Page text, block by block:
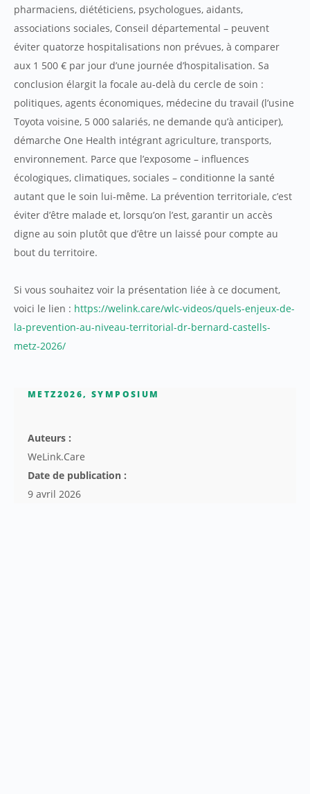
pharmaciens, diététiciens, psychologues, aidants,
associations sociales, Conseil départemental – peuvent
éviter quatorze hospitalisations non prévues, à comparer
aux 1 500 € par jour d’une journée d’hospitalisation. Sa
conclusion élargit la focale au-delà du cercle de soin :
politiques, agents économiques, médecine du travail (l’usine
Toyota voisine, 5 000 salariés, ne demande qu’à anticiper),
démarche One Health intégrant agriculture, transports,
environnement. Parce que l’exposome – influences
écologiques, climatiques, sociales – conditionne la santé
autant que le soin lui-même. La prévention territoriale, c’est
éviter d’être malade et, lorsqu’on l’est, garantir un accès
digne au soin plutôt que d’être un laissé pour compte au
bout du territoire.
Si vous souhaitez voir la présentation liée à ce document,
voici le lien : https://welink.care/wlc-videos/quels-enjeux-de-
la-prevention-au-niveau-territorial-dr-bernard-castells-
metz-2026/
METZ2026,SYMPOSIUM
Auteurs :
WeLink.Care
Date de publication :
9 avril 2026